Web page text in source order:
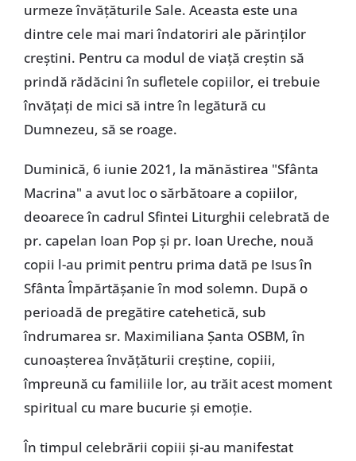
urmeze învățăturile Sale. Aceasta este una
dintre cele mai mari îndatoriri ale părinților
creștini. Pentru ca modul de viață creștin să
prindă rădăcini în sufletele copiilor, ei trebuie
învățați de mici să intre în legătură cu
Dumnezeu, să se roage.
Duminică, 6 iunie 2021, la mănăstirea "Sfânta
Macrina" a avut loc o sărbătoare a copiilor,
deoarece în cadrul Sfintei Liturghii celebrată de
pr. capelan Ioan Pop și pr. Ioan Ureche, nouă
copii l-au primit pentru prima dată pe Isus în
Sfânta Împărtășanie în mod solemn. După o
perioadă de pregătire catehetică, sub
îndrumarea sr. Maximiliana Șanta OSBM, în
cunoașterea învățăturii creștine, copiii,
împreună cu familiile lor, au trăit acest moment
spiritual cu mare bucurie și emoție.
În timpul celebrării copiii și-au manifestat